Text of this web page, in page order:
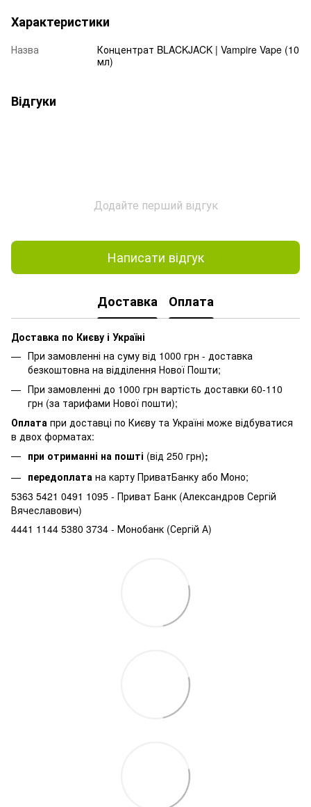
Характеристики
Назва
Концентрат BLACKJACK | Vampire Vape (10
мл)
Відгуки
Додайте перший відгук
Написати відгук
Доставка Оплата
Доставка по Києву і Україні
При замовленні на суму від 1000 грн - доставка
безкоштовна на відділення Нової Пошти;
При замовленні до 1000 грн вартість доставки 60-110
грн (за тарифами Нової пошти);
Оплата при доставці по Києву та Україні може відбуватися
в двох форматах:
при отриманні на пошті (від 250 грн);
передоплата на карту ПриватБанку або Моно;
5363 5421 0491 1095 - Приват Банк (Александров Сергій
Вячеславович)
4441 1144 5380 3734 - Монобанк (Сергій А)